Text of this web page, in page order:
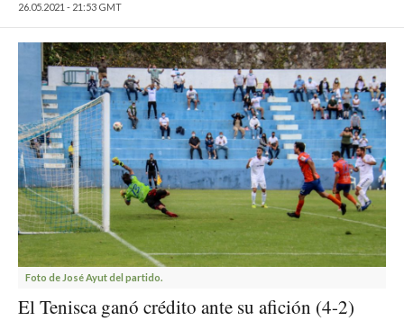
26.05.2021 - 21:53 GMT
Foto de José Ayut del partido.
El Tenisca ganó crédito ante su afición (4-2)